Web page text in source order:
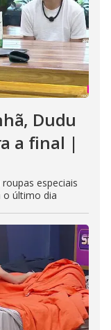
Dudu
a final |
especiais
o último dia